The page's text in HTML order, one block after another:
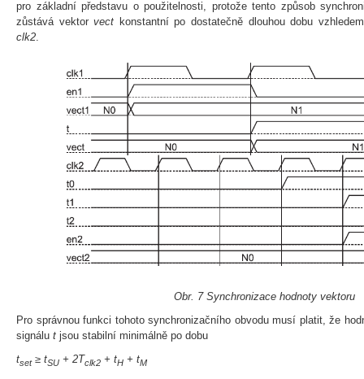
pro základní představu o použitelnosti, protože tento způsob
zůstává vektorvect konstantní po dostatečně dlouhou dobu
clk2
Obr. 7 Synchronizace hodnoty vektoru
Pro správnou funkci tohoto synchronizačního obvodu musí platit, že
signálu t jsou stabilní minimálně po dobu
tset≥ tSU + 2Tclk2 + tH + tM